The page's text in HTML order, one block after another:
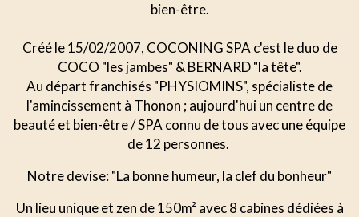
bien-être.
Créé le 15/02/2007, COCONING SPA c'est le duo de
COCO "les jambes" & BERNARD "la tête".
Au départ franchisés "PHYSIOMINS", spécialiste de
l'amincissement à Thonon ; aujourd'hui un centre de
beauté et bien-être / SPA connu de tous avec une équipe
de 12 personnes.
Notre devise: "La bonne humeur, la clef du bonheur"
Un lieu unique et zen de 150m² avec 8 cabines dédiées à